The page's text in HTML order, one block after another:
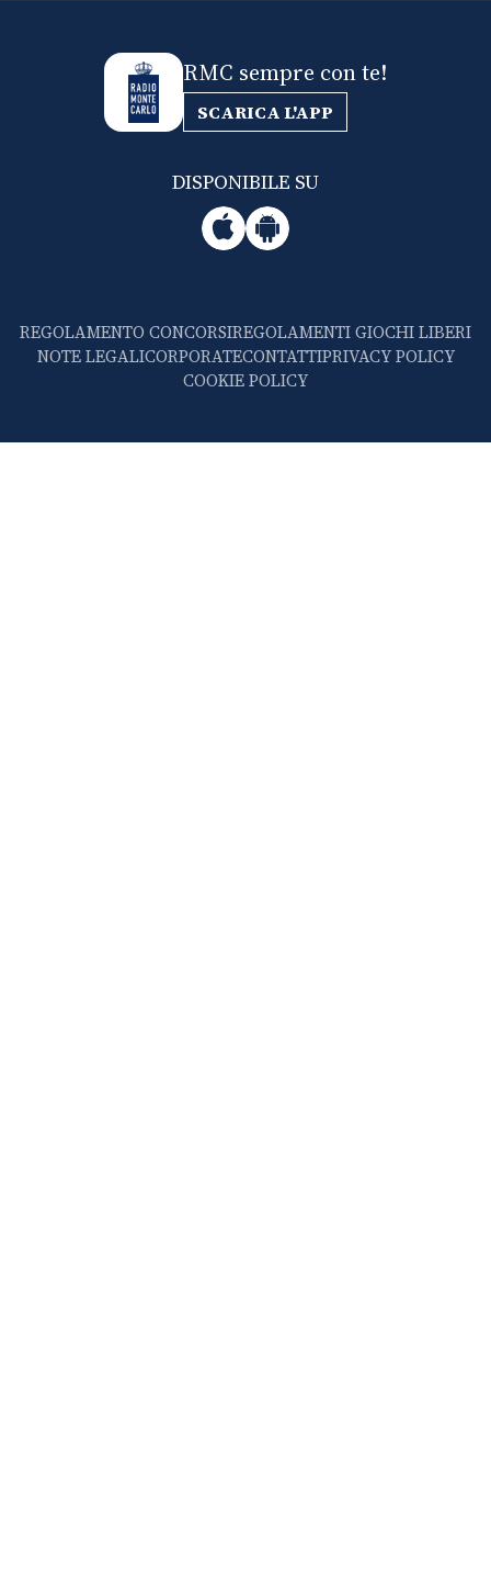
RMC sempre con te!
SCARICA L'APP
DISPONIBILE SU
REGOLAMENTO CONCORSIREGOLAMENTI GIOCHI LIBERI
NOTE LEGALICORPORATECONTATTIPRIVACY POLICY
COOKIE POLICY